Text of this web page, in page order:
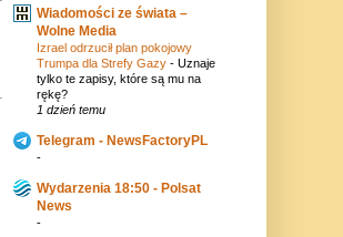
Wiadomości ze świata –
Wolne Media
Izrael odrzucił plan pokojowy
Trumpa dla Strefy Gazy - Uznaje
tylko te zapisy, które są mu na
rękę?
1 dzień temu
Telegram - NewsFactoryPL
-
Wydarzenia 18:50 - Polsat
News
-